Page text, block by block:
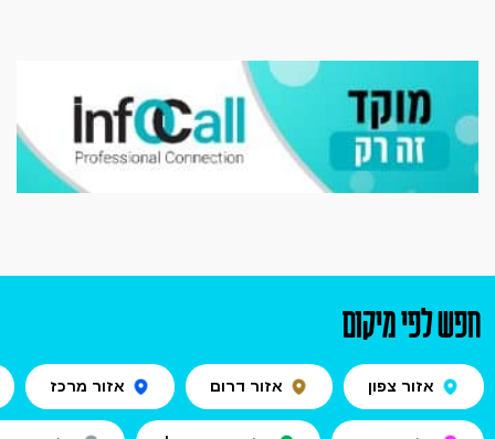
חפש לפי מיקום
אזור צפון אזור דרום אזור מרכז